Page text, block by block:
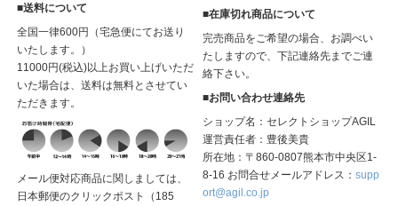
■送料について
全国一律600円（宅急便にてお送り
いたします。）
11000円(税込)以上お買い上げいただ
いた場合は、送料は無料とさせてい
ただきます。
メール便対応商品に関しましては、
日本郵便のクリックポスト（185
■在庫切れ商品について
完売商品をご希望の場合、お調べい
たしますので、下記連絡先までご連
絡下さい。
■お問い合わせ連絡先
ショップ名：セレクトショップAGIL
運営責任者：豊後美貴
所在地：〒860-0807熊本市中央区1-
8-16 お問合せメールアドレス：supp
ort@agil.co.jp